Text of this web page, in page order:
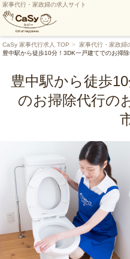
家事代行・家政婦の求人サイト
CaSy 家事代行求人 TOP 家事代行・家政婦
豊中駅から徒歩10分！3DK一戸建てでのお掃
豊中駅から徒歩
のお掃除代行の